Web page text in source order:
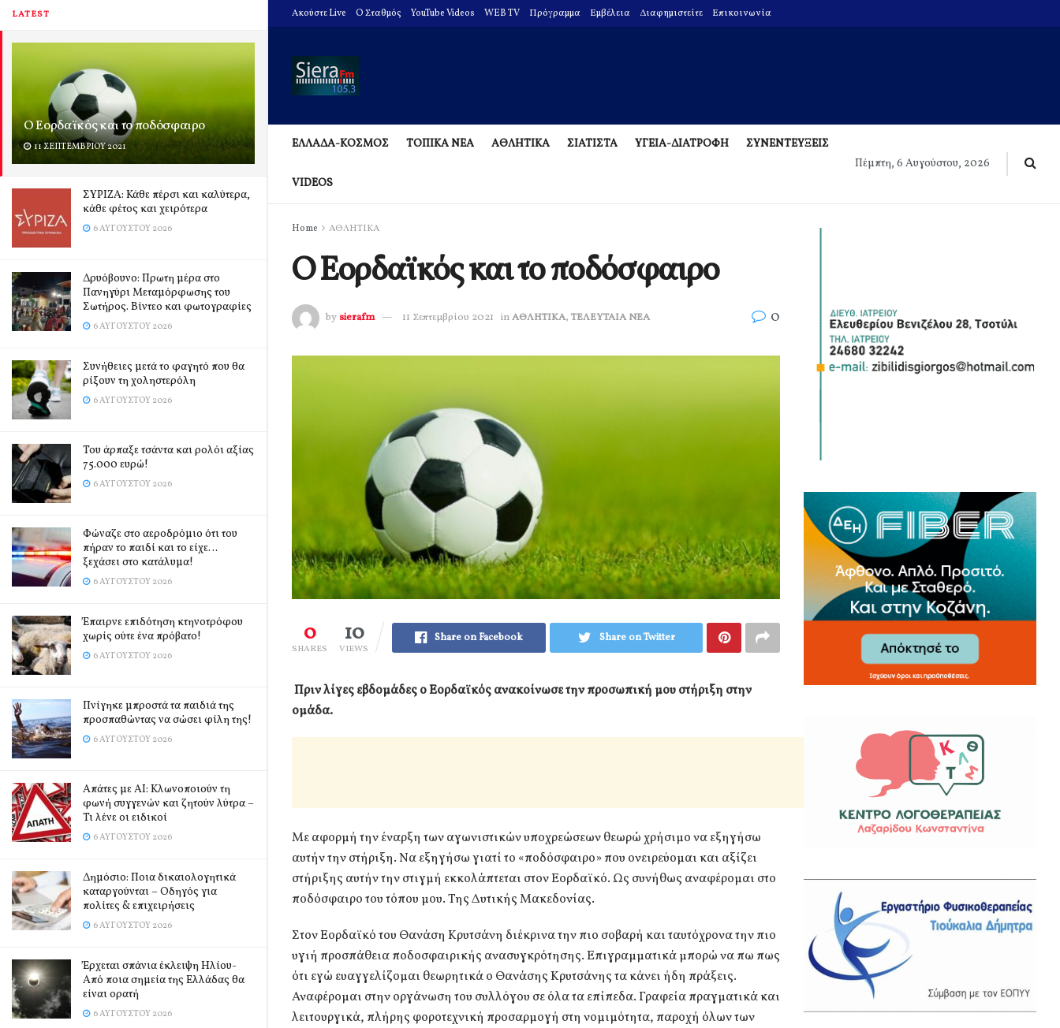
LATEST
Ο Εορδαϊκός και το ποδόσφαιρο
11 ΣΕΠΤΕΜΒΡΊΟΥ 2021
ΣΥΡΙΖΑ: Κάθε πέρσι και καλύτερα,
κάθε φέτος και χειρότερα
6 ΑΥΓΟΎΣΤΟΥ 2026
Δρυόβουνο: Πρωτη μέρα στο
Πανηγύρι Μεταμόρφωσης του
Σωτήρος. Βίντεο και φωτογραφίες
6 ΑΥΓΟΎΣΤΟΥ 2026
Συνήθειες μετά το φαγητό που θα
ρίξουν τη χοληστερόλη
6 ΑΥΓΟΎΣΤΟΥ 2026
Του άρπαξε τσάντα και ρολόι αξίας
75.000 ευρώ!
6 ΑΥΓΟΎΣΤΟΥ 2026
Φώναζε στο αεροδρόμιο ότι του
πήραν το παιδί και το είχε…
ξεχάσει στο κατάλυμα!
6 ΑΥΓΟΎΣΤΟΥ 2026
Έπαιρνε επιδότηση κτηνοτρόφου
χωρίς ούτε ένα πρόβατο!
6 ΑΥΓΟΎΣΤΟΥ 2026
Πνίγηκε μπροστά τα παιδιά της
προσπαθώντας να σώσει φίλη της!
6 ΑΥΓΟΎΣΤΟΥ 2026
Απάτες με AI: Κλωνοποιούν τη
φωνή συγγενών και ζητούν λύτρα –
Τι λένε οι ειδικοί
6 ΑΥΓΟΎΣΤΟΥ 2026
Δημόσιο: Ποια δικαιολογητικά
καταργούνται – Οδηγός για
πολίτες & επιχειρήσεις
6 ΑΥΓΟΎΣΤΟΥ 2026
Έρχεται σπάνια έκλειψη Ηλίου-
Από ποια σημεία της Ελλάδας θα
είναι ορατή
6 ΑΥΓΟΎΣΤΟΥ 2026
Ακούστε Live O Σταθμός YouTube Videos WEB TV Πρόγραμμα Εμβέλεια Διαφημιστείτε Επικοινωνία
ΕΛΛΑΔΑ-ΚΟΣΜΟΣ ΤΟΠΙΚΑ ΝΕΑ ΑΘΛΗΤΙΚΑ ΣΙΑΤΙΣΤΑ ΥΓΕΙΑ-ΔΙΑΤΡΟΦΗ ΣΥΝΕΝΤΕΥΞΕΙΣ
VIDEOS
Πέμπτη, 6 Αυγούστου, 2026
Home ΑΘΛΗΤΙΚΑ
Ο Εορδαϊκός και το ποδόσφαιρο
by sierafm 11 Σεπτεμβρίου 2021 inΑΘΛΗΤΙΚΑ, ΤΕΛΕΥΤΑΙΑ ΝΕΑ 0
0
SHARES
10
VIEWS
Share on Facebook Share on Twitter
Πριν λίγες εβδομάδες ο Εορδαϊκός ανακοίνωσε την προσωπική μου στήριξη στην
ομάδα.
Με αφορμή την έναρξη των αγωνιστικών υποχρεώσεων θεωρώ χρήσιμο να εξηγήσω
αυτήν την στήριξη. Να εξηγήσω γιατί το «ποδόσφαιρο» που ονειρεύομαι και αξίζει
στήριξης αυτήν την στιγμή εκκολάπτεται στον Εορδαϊκό. Ως συνήθως αναφέρομαι στο
ποδόσφαιρο του τόπου μου. Της Δυτικής Μακεδονίας.
Στον Εορδαϊκό του Θανάση Κρυτσάνη διέκρινα την πιο σοβαρή και ταυτόχρονα την πιο
υγιή προσπάθεια ποδοσφαιρικής ανασυγκρότησης. Επιγραμματικά μπορώ να πω πως
ότι εγώ ευαγγελίζομαι θεωρητικά ο Θανάσης Κρυτσάνης τα κάνει ήδη πράξεις.
Αναφέρομαι στην οργάνωση του συλλόγου σε όλα τα επίπεδα. Γραφεία πραγματικά και
λειτουργικά, πλήρης φοροτεχνική προσαρμογή στη νομιμότητα, παροχή όλων των